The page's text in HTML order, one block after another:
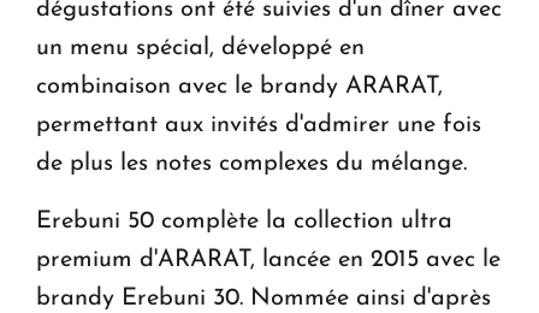
dégustations ont été suivies d'un dîner avec
un menu spécial, développé en
combinaison avec le brandy ARARAT,
permettant aux invités d'admirer une fois
de plus les notes complexes du mélange.
Erebuni 50 complète la collection ultra
premium d'ARARAT, lancée en 2015 avec le
brandy Erebuni 30. Nommée ainsi d'après